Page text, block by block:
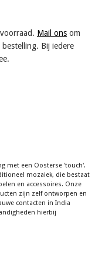
Mail ons om
Bij iedere
met een Oosterse 'touch'.
mozaiek, die bestaat
en accessoires. Onze
zijn zelf ontworpen en
contacten in India
hierbij